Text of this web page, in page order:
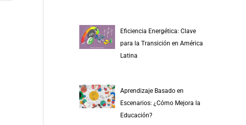
Eficiencia Energética: Clave
para la Transición en América
Latina
Aprendizaje Basado en
Escenarios: ¿Cómo Mejora la
Educación?